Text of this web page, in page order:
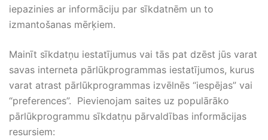
iepazinies ar informāciju par sīkdatnēm un to
izmantošanas mērķiem.
Mainīt sīkdatņu iestatījumus vai tās pat dzēst jūs varat
savas interneta pārlūkprogrammas iestatījumos, kurus
varat atrast pārlūkprogrammas izvēlnēs “iespējas” vai
“preferences”. Pievienojam saites uz populārāko
pārlūkprogrammu sīkdatņu pārvaldības informācijas
resursiem: